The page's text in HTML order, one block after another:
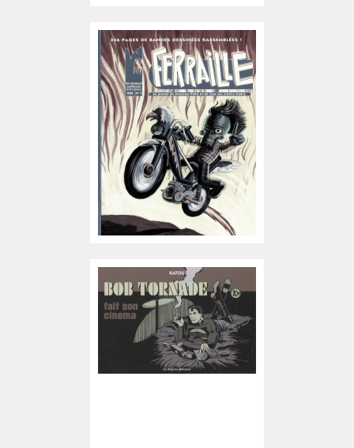
Dédicace de Gwénola Carrère à
Bruxelles